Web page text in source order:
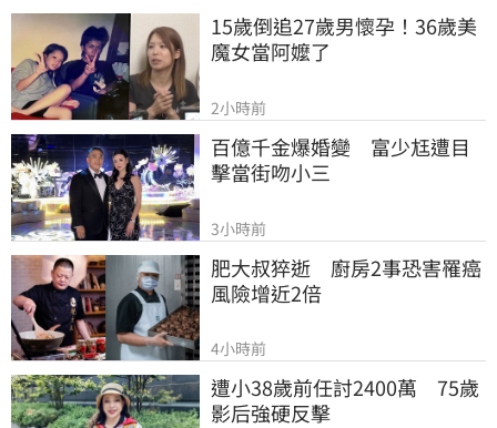
15歲倒追27歲男懷孕！36歲美
魔女當阿嬤了
2小時前
百億千金爆婚變　富少尪遭目
擊當街吻小三
3小時前
肥大叔猝逝　廚房2事恐害罹癌
風險增近2倍
4小時前
遭小38歲前任討2400萬　75歲
影后強硬反擊